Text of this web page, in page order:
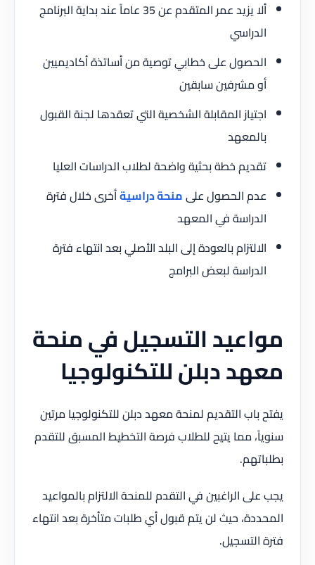
ألا يزيد عمر المتقدم عن 35 عاماً عند بداية البرنامج
الدراسي
الحصول على خطابي توصية من أساتذة أكاديميين
أو مشرفين سابقين
اجتياز المقابلة الشخصية التي تعقدها لجنة القبول
بالمعهد
تقديم خطة بحثية واضحة لطلاب الدراسات العليا
عدم الحصول علىمنحة دراسيةأخرى خلال فترة
الدراسة في المعهد
الالتزام بالعودة إلى البلد الأصلي بعد انتهاء فترة
الدراسة لبعض البرامج
مواعيد التسجيل في منحة
معهد دبلن للتكنولوجيا
يفتح باب التقديم لمنحة معهد دبلن للتكنولوجيا مرتين
سنوياً، مما يتيح للطلاب فرصة التخطيط المسبق للتقدم
بطلباتهم.
يجب على الراغبين في التقدم للمنحة الالتزام بالمواعيد
المحددة، حيث لن يتم قبول أي طلبات متأخرة بعد انتهاء
فترة التسجيل.